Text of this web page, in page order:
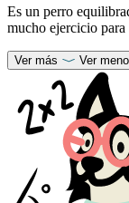
Es un perro
mucho ejercicio para
Ver más Ver